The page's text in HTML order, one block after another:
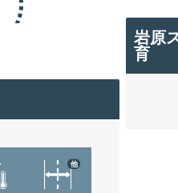
他
岩原
育